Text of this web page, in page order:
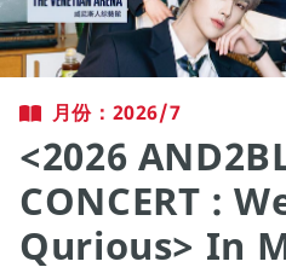
月份：2026/7
<2026
CONCERT :
Qurious> In